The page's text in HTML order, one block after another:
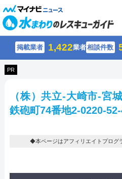
掲載業者 1,422業者相談件数
PR
（株）共立-大崎市-宮
鉄砲町74番地2-0220-
◆本ページはアフィリエイトプログ